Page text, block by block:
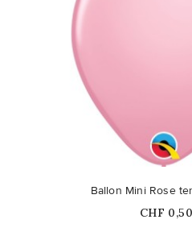
Ballon Mini Rose
Prix
CHF 0,50